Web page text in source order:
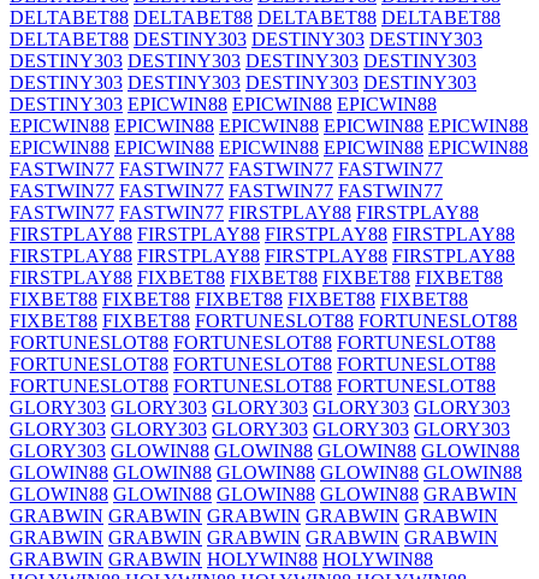
DELTABET88 DELTABET88 DELTABET88 DELTABET88
DELTABET88 DESTINY303 DESTINY303 DESTINY303
DESTINY303 DESTINY303 DESTINY303 DESTINY303
DESTINY303 DESTINY303 DESTINY303 DESTINY303
DESTINY303 EPICWIN88 EPICWIN88 EPICWIN88
EPICWIN88 EPICWIN88 EPICWIN88 EPICWIN88 EPICWIN88
EPICWIN88 EPICWIN88 EPICWIN88 EPICWIN88 EPICWIN88
FASTWIN77 FASTWIN77 FASTWIN77 FASTWIN77
FASTWIN77 FASTWIN77 FASTWIN77 FASTWIN77
FASTWIN77 FASTWIN77 FIRSTPLAY88 FIRSTPLAY88
FIRSTPLAY88 FIRSTPLAY88 FIRSTPLAY88 FIRSTPLAY88
FIRSTPLAY88 FIRSTPLAY88 FIRSTPLAY88 FIRSTPLAY88
FIRSTPLAY88 FIXBET88 FIXBET88 FIXBET88 FIXBET88
FIXBET88 FIXBET88 FIXBET88 FIXBET88 FIXBET88
FIXBET88 FIXBET88 FORTUNESLOT88 FORTUNESLOT88
FORTUNESLOT88 FORTUNESLOT88 FORTUNESLOT88
FORTUNESLOT88 FORTUNESLOT88 FORTUNESLOT88
FORTUNESLOT88 FORTUNESLOT88 FORTUNESLOT88
GLORY303 GLORY303 GLORY303 GLORY303 GLORY303
GLORY303 GLORY303 GLORY303 GLORY303 GLORY303
GLORY303 GLOWIN88 GLOWIN88 GLOWIN88 GLOWIN88
GLOWIN88 GLOWIN88 GLOWIN88 GLOWIN88 GLOWIN88
GLOWIN88 GLOWIN88 GLOWIN88 GLOWIN88 GRABWIN
GRABWIN GRABWIN GRABWIN GRABWIN GRABWIN
GRABWIN GRABWIN GRABWIN GRABWIN GRABWIN
GRABWIN GRABWIN HOLYWIN88 HOLYWIN88